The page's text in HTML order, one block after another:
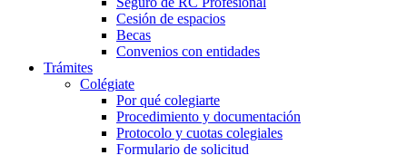
Cesión de espacios
Becas
Convenios con entidades
Trámites
Colégiate
Por qué colegiarte
Procedimiento y documentación
Protocolo y cuotas colegiales
Formulario de solicitud